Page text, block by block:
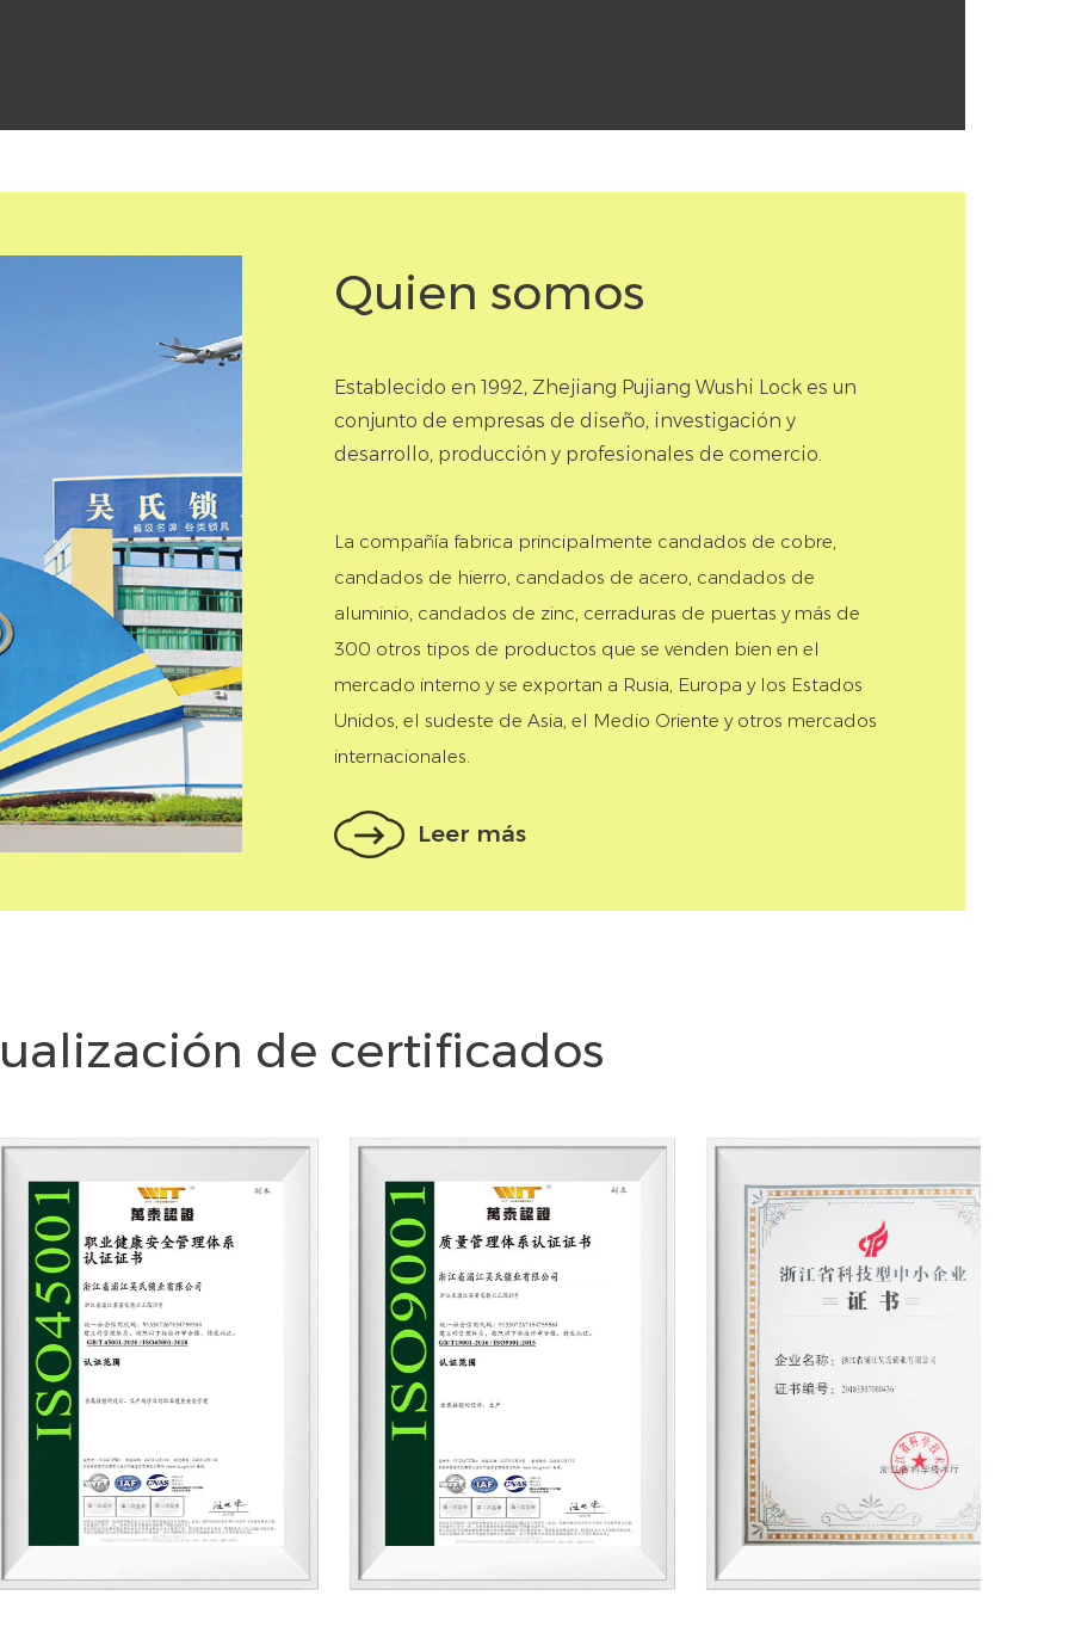
Quien somos
Establecido en 1992, Zhejiang Pujiang Wushi Lock es un
conjunto de empresas de diseño, investigación y
desarrollo, producción y profesionales de comercio.
La compañía fabrica principalmente candados de cobre,
candados de hierro, candados de acero, candados de
aluminio, candados de zinc, cerraduras de puertas y más de
300 otros tipos de productos que se venden bien en el
mercado interno y se exportan a Rusia, Europa y los Estados
Unidos, el sudeste de Asia, el Medio Oriente y otros mercados
internacionales.
Leer más
de certificados